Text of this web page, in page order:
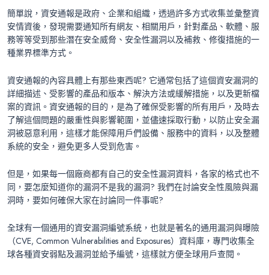
簡單說，資安通報是政府、企業和組織，透過許多方式收集並彙整資
安情資後，發現需要通知所有網友、相關用戶，針對產品、軟體、服
務等等受到那些潛在安全威脅、安全性漏洞以及補救、修復措施的一
種業界標準方式。
資安通報的內容具體上有那些東西呢? 它通常包括了這個資安漏洞的
詳細描述、受影響的產品和版本、解決方法或緩解措施，以及更新檔
案的資訊。資安通報的目的，是為了確保受影響的所有用戶，及時去
了解這個問題的嚴重性與影響範圍，並儘速採取行動，以防止安全漏
洞被惡意利用，這樣才能保障用戶們設備、服務中的資料，以及整體
系統的安全，避免更多人受到危害。
但是，如果每一個廠商都有自己的安全性漏洞資料，各家的格式也不
同，要怎麼知道你的漏洞不是我的漏洞? 我們在討論安全性風險與漏
洞時，要如何確保大家在討論同一件事呢?
全球有一個通用的資安漏洞編號系統，也就是著名的通用漏洞與曝險
（CVE, Common Vulnerabilities and Exposures）資料庫，專門收集全
球各種資安弱點及漏洞並給予編號，這樣就方便全球用戶查閱。